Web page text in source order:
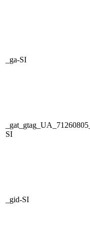
_ga-SI
SI
_gid-SI